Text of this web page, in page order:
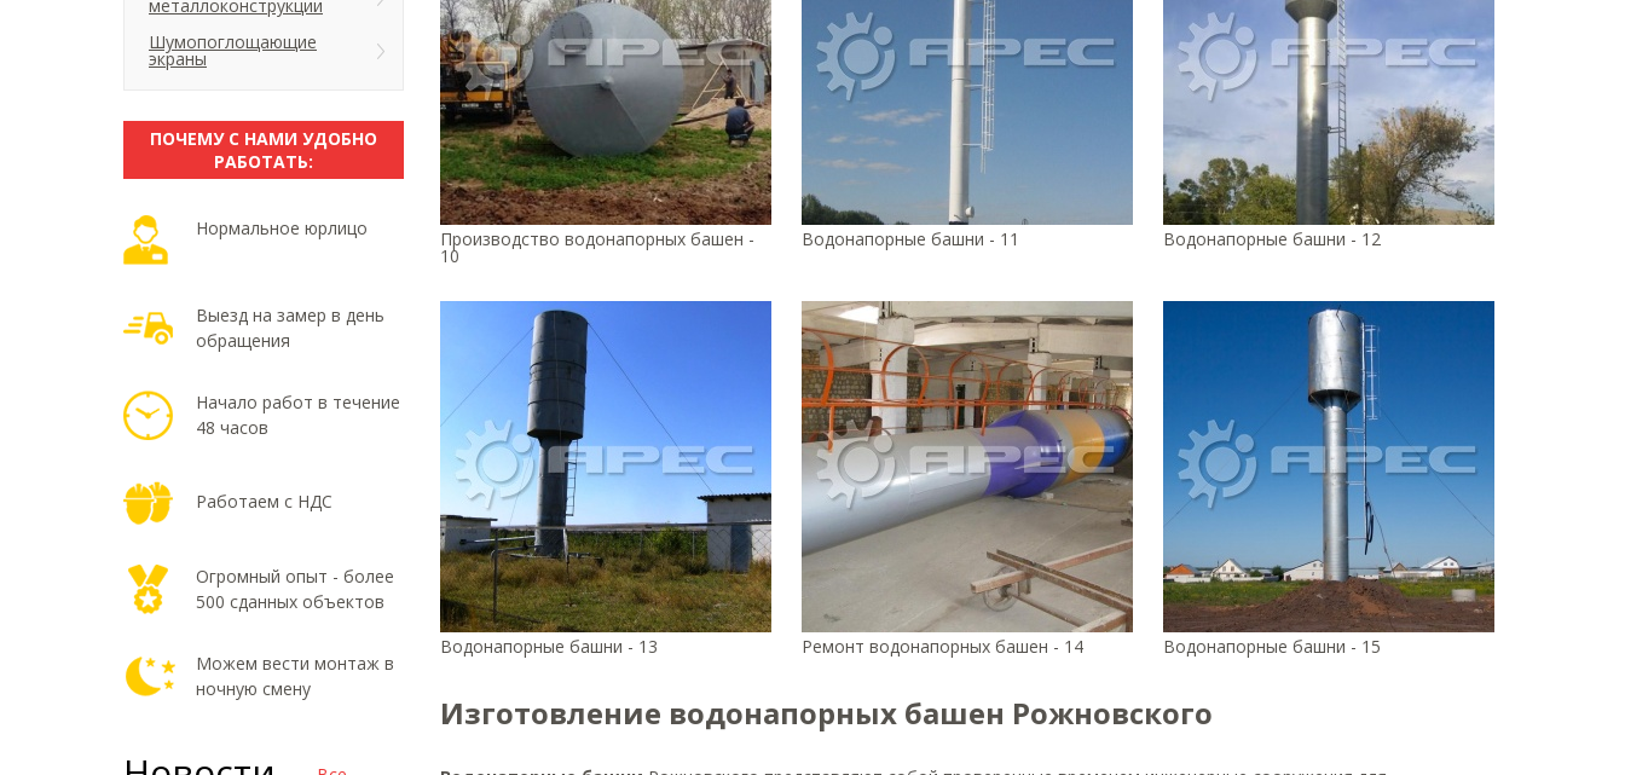
Производство водонапорных башен -
10
Водонапорные башни - 11 Водонапорные башни - 12
Водонапорные башни - 13 Ремонт водонапорных башен - 14 Водонапорные башни - 15
Изготовление водонапорных башен Рожновского
металлоконструкции
Шумопоглощающие
экраны
ПОЧЕМУ С НАМИ УДОБНО
РАБОТАТЬ:
Нормальное юрлицо
Выезд на замер в день
обращения
Начало работ в течение
48 часов
Работаем с НДС
Огромный опыт - более
500 сданных объектов
Можем вести монтаж в
ночную смену